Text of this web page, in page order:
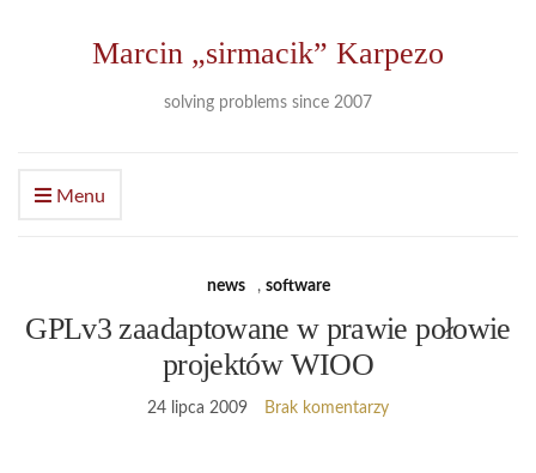
Marcin „sirmacik” Karpezo
solving problems since 2007
Menu
news , software
GPLv3 zaadaptowane w prawie połowie
projektów WIOO
24 lipca 2009 Brak komentarzy